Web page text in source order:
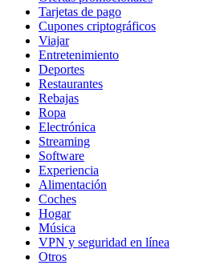
Tarjetas de pago
Cupones criptográficos
Viajar
Entretenimiento
Deportes
Restaurantes
Rebajas
Ropa
Electrónica
Streaming
Software
Experiencia
Alimentación
Coches
Hogar
Música
VPN y seguridad en línea
Otros